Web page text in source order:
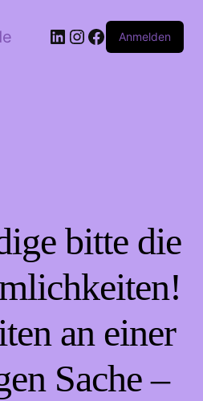
LinkedIn
Instagram
Facebook
Anmelden
bitte die
an einer
Sache –